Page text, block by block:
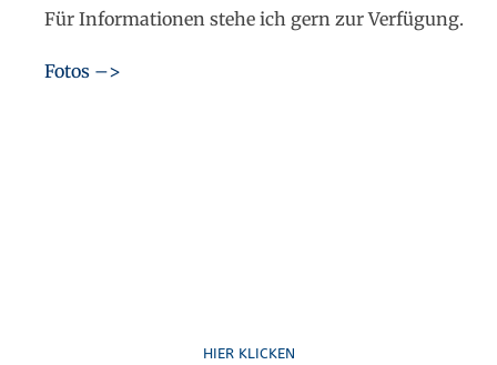
Für Informationen stehe ich gern zur Verfügung.
Fotos –>
HIER KLICKEN